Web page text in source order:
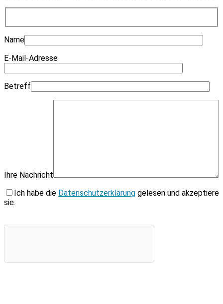
Name
E-Mail-Adresse
Betreff
Ihre Nachricht
Ich habe die Datenschutzerklärung gelesen und akzeptiere
sie.